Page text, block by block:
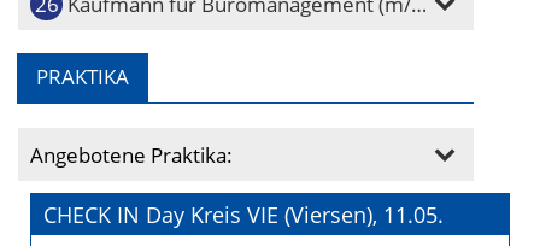
PRAKTIKA
Angebotene Praktika:
CHECK IN Day Kreis VIE (Viersen), 11.05.